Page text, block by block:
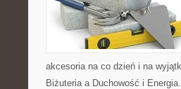
akcesoria na co dzień i na
Biżuteria a Duchowość i